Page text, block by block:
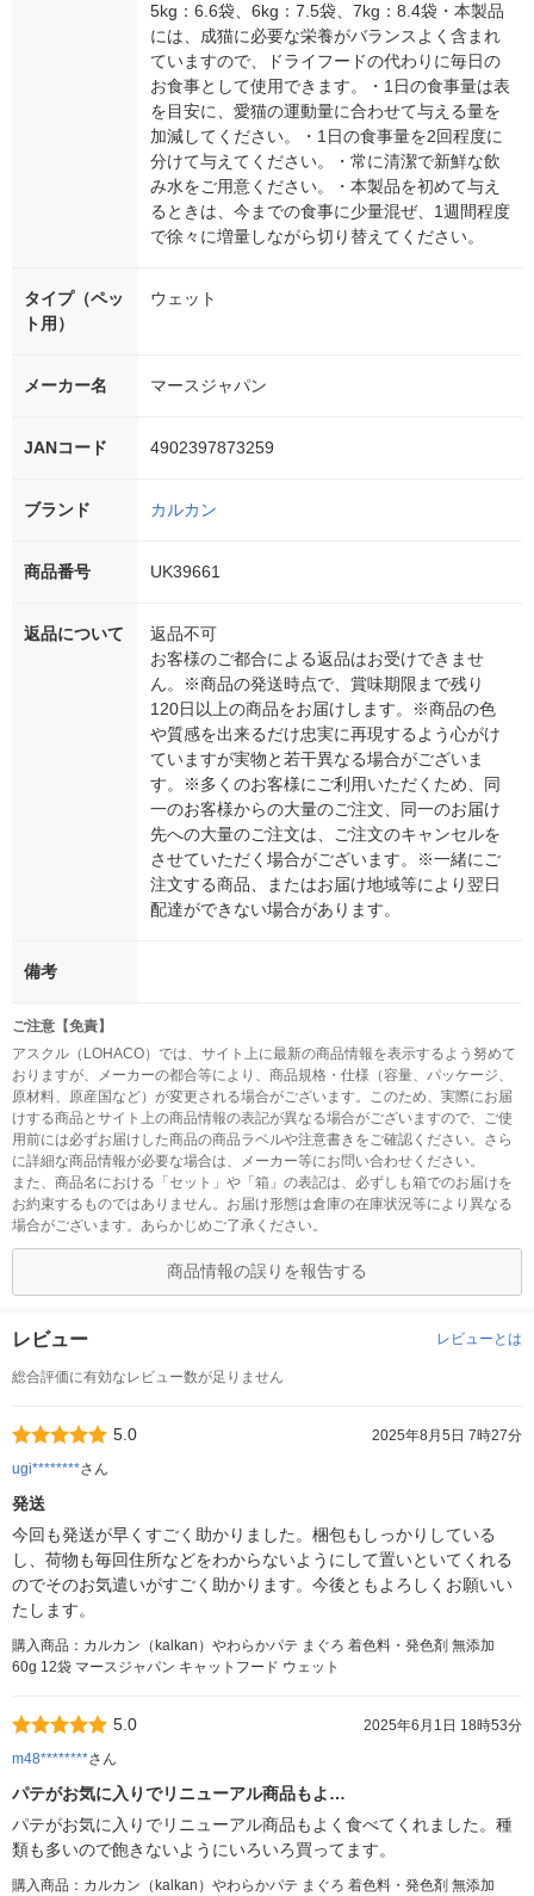
5kg：6.6袋、6kg：7.5袋、7kg：8.4袋・本製品
には、成猫に必要な栄養がバランスよく含まれ
ていますので、ドライフードの代わりに毎日の
お食事として使用できます。・1日の食事量は表
を目安に、愛猫の運動量に合わせて与える量を
加減してください。・1日の食事量を2回程度に
分けて与えてください。・常に清潔で新鮮な飲
み水をご用意ください。・本製品を初めて与え
るときは、今までの食事に少量混ぜ、1週間程度
で徐々に増量しながら切り替えてください。
タイプ（ペッ
ト用）
ウェット
メーカー名 マースジャパン
JANコード 4902397873259
ブランド カルカン
商品番号 UK39661
返品について
返品不可
お客様のご都合による返品はお受けできませ
ん。※商品の発送時点で、賞味期限まで残り
120日以上の商品をお届けします。※商品の色
や質感を出来るだけ忠実に再現するよう心がけ
ていますが実物と若干異なる場合がございま
す。※多くのお客様にご利用いただくため、同
一のお客様からの大量のご注文、同一のお届け
先への大量のご注文は、ご注文のキャンセルを
させていただく場合がございます。※一緒にご
注文する商品、またはお届け地域等により翌日
配達ができない場合があります。
備考
ご注意【免責】
アスクル（LOHACO）では、サイト上に最新の商品情報を表示するよう努めて
おりますが、メーカーの都合等により、商品規格・仕様（容量、パッケージ、
原材料、原産国など）が変更される場合がございます。このため、実際にお届
けする商品とサイト上の商品情報の表記が異なる場合がございますので、ご使
用前には必ずお届けした商品の商品ラベルや注意書きをご確認ください。さら
に詳細な商品情報が必要な場合は、メーカー等にお問い合わせください。
また、商品名における「セット」や「箱」の表記は、必ずしも箱でのお届けを
お約束するものではありません。お届け形態は倉庫の在庫状況等により異なる
場合がございます。あらかじめご了承ください。
商品情報の誤りを報告する
レビュー レビューとは
総合評価に有効なレビュー数が足りません
5.0
2025年8月5日 7時27分
ugi********さん
発送
今回も発送が早くすごく助かりました。梱包もしっかりしている
し、荷物も毎回住所などをわからないようにして置いといてくれる
のでそのお気遣いがすごく助かります。今後ともよろしくお願いい
たします。
購入商品：カルカン（kalkan）やわらかパテ まぐろ 着色料・発色剤 無添加
60g 12袋 マースジャパン キャットフード ウェット
5.0
2025年6月1日 18時53分
m48********さん
パテがお気に入りでリニューアル商品もよ…
パテがお気に入りでリニューアル商品もよく食べてくれました。種
類も多いので飽きないようにいろいろ買ってます。
購入商品：カルカン（kalkan）やわらかパテ まぐろ 着色料・発色剤 無添加